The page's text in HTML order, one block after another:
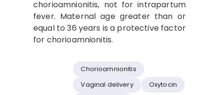
chorioamnionitis, not for intrapartum
fever. Maternal age greater than or
equal to 36 years is a protective factor
for chorioamnionitis.
Chorioamnionitis
Vaginal delivery
Oxytocin